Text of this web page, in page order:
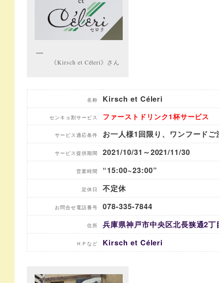
《Kirsch et Céleri》さん
名称 Kirsch et Céleri
センキョ割サービス ファーストドリンク1杯サービス
サービス適応条件 お一人様1回限り、ワンフード
サービス提供期間 2021/10/31～2021/11/30
営業時間 “15:00~23:00”
定休日 不定休
お問合せ電話番号 078-335-7844
住所 兵庫県神戸市中央区北長狭通2
ＨＰなど Kirsch et Céleri